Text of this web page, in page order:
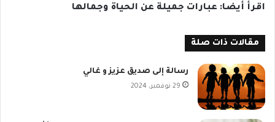
اقرأ أيضا: عبارات جميلة عن الحياة وجمالها
مقالات ذات صلة
رسالة إلى صديق عزيز و غالي
29 نوفمبر، 2024